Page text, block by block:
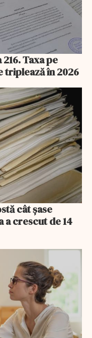
Taxa pe
triplează în 2026
cât șase
a crescut de 14